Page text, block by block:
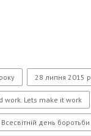
28 липня 2015
work. Lets make it work
Всесвітній день